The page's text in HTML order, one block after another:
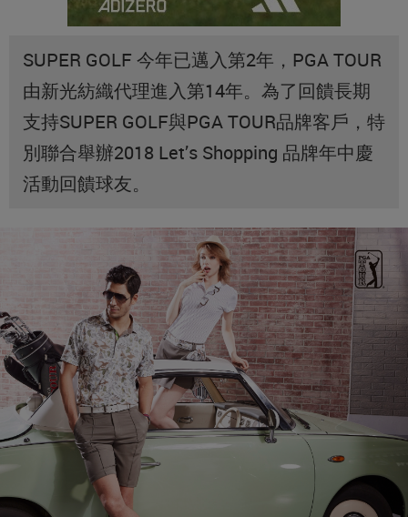
SUPER GOLF 今年已邁入第2年，PGA TOUR
由新光紡織代理進入第14年。為了回饋長期
支持SUPER GOLF與PGA TOUR品牌客戶，特
別聯合舉辦2018 Let’s Shopping 品牌年中慶
活動回饋球友。